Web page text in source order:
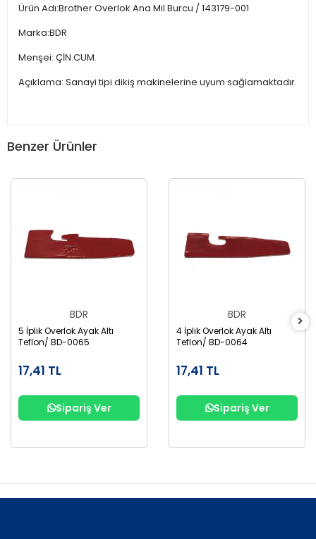
Ürün Adı:Brother Overlok Ana Mil Burcu / 143179-001
Marka:BDR
Menşei: ÇİN.CUM.
Açıklama: Sanayi tipi dikiş makinelerine uyum sağlamaktadır.
Benzer Ürünler
BDR
5 İplik Overlok Ayak Altı
Teflon/ BD-0065
17,41 TL
Sipariş Ver
BDR
4 İplik Overlok Ayak Altı
Teflon/ BD-0064
17,41 TL
Sipariş Ver